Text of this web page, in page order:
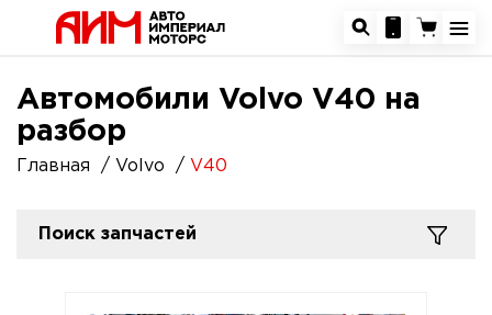
Автомобили Volvo V40 на
разбор
Главная Volvo V40
Поиск запчастей